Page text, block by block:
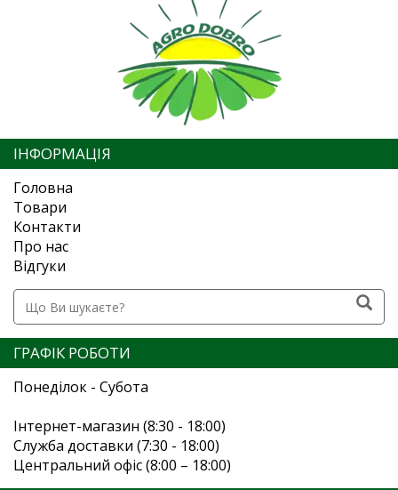
ІНФОРМАЦІЯ
Головна
Товари
Контакти
Про нас
Відгуки
ГРАФІК РОБОТИ
Понеділок - Субота
Інтернет-магазин (8:30 - 18:00)
Служба доставки (7:30 - 18:00)
Центральний офіс (8:00 – 18:00)